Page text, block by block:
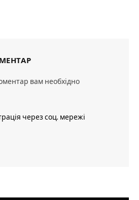
вам необхідно
через соц. мережі